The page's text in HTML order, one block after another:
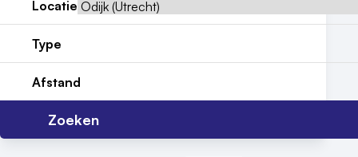
Locatie
Type
Afstand
Zoeken